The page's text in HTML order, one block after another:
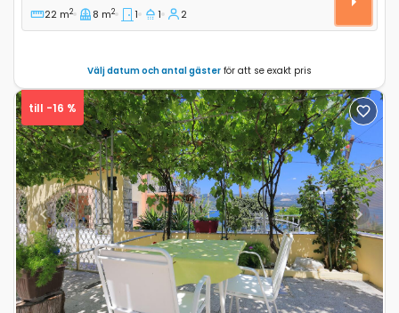
22 m2 8 m2 1 1 2
Välj datum och antal gäster för att se exakt pris
Previous Next
till -16 %